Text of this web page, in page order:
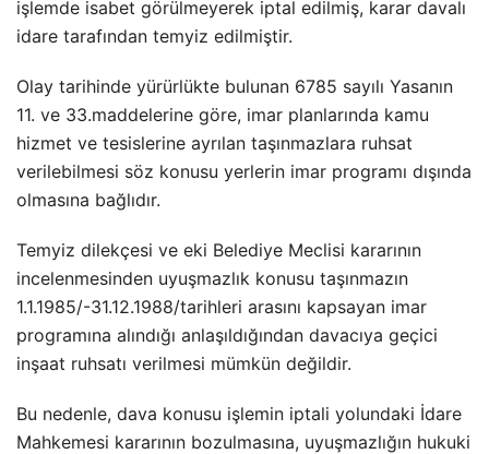
işlemde isabet görülmeyerek iptal edilmiş, karar davalı
idare tarafından temyiz edilmiştir.
Olay tarihinde yürürlükte bulunan 6785 sayılı Yasanın
11. ve 33.maddelerine göre, imar planlarında kamu
hizmet ve tesislerine ayrılan taşınmazlara ruhsat
verilebilmesi söz konusu yerlerin imar programı dışında
olmasına bağlıdır.
Temyiz dilekçesi ve eki Belediye Meclisi kararının
incelenmesinden uyuşmazlık konusu taşınmazın
1.1.1985/-31.12.1988/tarihleri arasını kapsayan imar
programına alındığı anlaşıldığından davacıya geçici
inşaat ruhsatı verilmesi mümkün değildir.
Bu nedenle, dava konusu işlemin iptali yolundaki İdare
Mahkemesi kararının bozulmasına, uyuşmazlığın hukuki